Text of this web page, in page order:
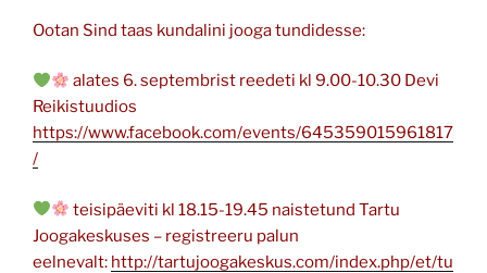
Ootan Sind taas kundalini jooga tundidesse:
alates 6. septembrist reedeti kl 9.00-10.30 Devi
Reikistuudios
https://www.facebook.com/events/645359015961817
/
teisipäeviti kl 18.15-19.45 naistetund Tartu
Joogakeskuses – registreeru palun
eelnevalt: http://tartujoogakeskus.com/index.php/et/tu